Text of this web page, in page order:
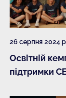
26 серпня 2024
Освітній
підтримки